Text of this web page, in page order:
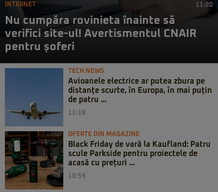
INTERNET 11:20
Nu cumpăra rovinieta înainte să
verifici site-ul! Avertismentul CNAIR
pentru șoferi
TECH NEWS
Avioanele electrice ar putea zbura pe
distanțe scurte, în Europa, în mai puțin
de patru ...
11:18
OFERTE DIN MAGAZINE
Black Friday de vară la Kaufland: Patru
scule Parkside pentru proiectele de
acasă cu prețuri ...
10:59